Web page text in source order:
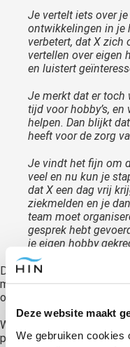
Deze website maakt
We gebruiken cookies
Je vertelt iets over
ontwikkelingen in je
verbetert, dat X
vertellen over eigen
en luistert
Je merkt dat er toch
tijd voor hobby’s,
helpen. Dan blijkt
heeft voor de zorg
Je vindt het fijn om
veel en nu kun je
dat X een dag vrij
ziekmelden en je
team moet
gesprek hebt
je eigen hobby
Dit is slechts een
met andere
onzekerheden kan een
Wat je ziet in zo’n geleide
positieve wordt geleid